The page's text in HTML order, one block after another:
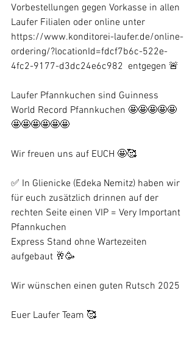
Vorbestellungen gegen Vorkasse in allen
Laufer Filialen oder online unter
https://www.konditorei-laufer.de/online-
ordering/?locationId=fdcf7b6c-522e-
4fc2-9177-d3dc24e6c982  entgegen 🚨
Laufer Pfannkuchen sind Guinness
World Record Pfannkuchen 🤩🤩🤩🤩🤩
🤩🤩🤩🤩🤩🤩
Wir freuen uns auf EUCH 🤩🥰
✅ In Glienicke (Edeka Nemitz) haben wir
für euch zusätzlich drinnen auf der
rechten Seite einen VIP = Very Important
Pfannkuchen
Express Stand ohne Wartezeiten
aufgebaut 🥂🥳
Wir wünschen einen guten Rutsch 2025
Euer Laufer Team 🥰